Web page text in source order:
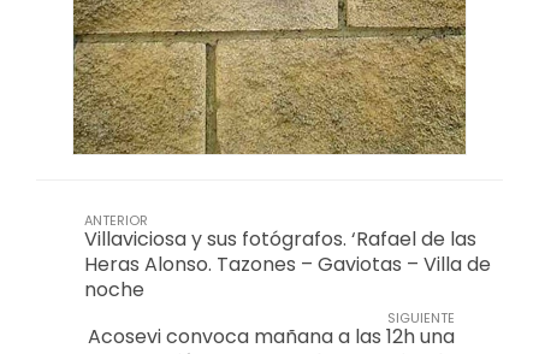
ANTERIOR
Villaviciosa y sus fotógrafos. ‘Rafael de las
Heras Alonso. Tazones – Gaviotas – Villa de
noche
SIGUIENTE
Acosevi convoca mañana a las 12h una